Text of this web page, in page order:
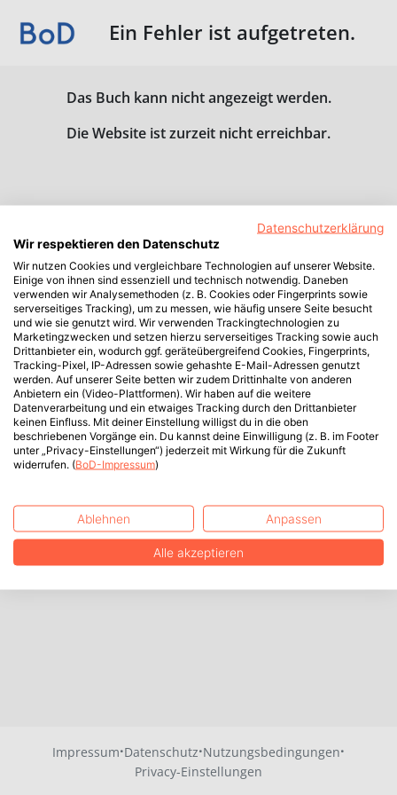
Ein Fehler ist aufgetreten.
Das Buch kann nicht angezeigt werden.
Die Website ist zurzeit nicht erreichbar.
Impressum·Datenschutz·Nutzungsbedingungen·
Privacy-Einstellungen
Datenschutzerklärung
Wir respektieren den Datenschutz
Wir nutzen Cookies und vergleichbare Technologien auf unserer Website.
Einige von ihnen sind essenziell und technisch notwendig. Daneben
verwenden wir Analysemethoden (z. B. Cookies oder Fingerprints sowie
serverseitiges Tracking), um zu messen, wie häufig unsere Seite besucht
und wie sie genutzt wird. Wir verwenden Trackingtechnologien zu
Marketingzwecken und setzen hierzu serverseitiges Tracking sowie auch
Drittanbieter ein, wodurch ggf. geräteübergreifend Cookies, Fingerprints,
Tracking-Pixel, IP-Adressen sowie gehashte E-Mail-Adressen genutzt
werden. Auf unserer Seite betten wir zudem Drittinhalte von anderen
Anbietern ein (Video-Plattformen). Wir haben auf die weitere
Datenverarbeitung und ein etwaiges Tracking durch den Drittanbieter
keinen Einfluss. Mit deiner Einstellung willigst du in die oben
beschriebenen Vorgänge ein. Du kannst deine Einwilligung (z. B. im Footer
unter „Privacy-Einstellungen“) jederzeit mit Wirkung für die Zukunft
widerrufen. (BoD-Impressum)
Ablehnen Anpassen
Alle akzeptieren